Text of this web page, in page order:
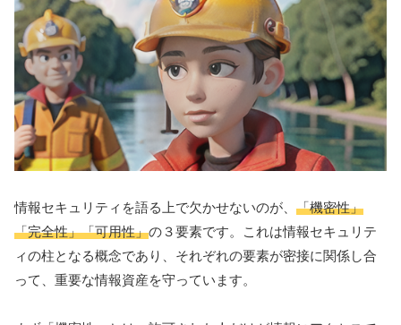
情報セキュリティを語る上で欠かせないのが、 「機密性」
「完全性」「可用性」の３要素です。これは情報セキュリテ
ィの柱となる概念であり、それぞれの要素が密接に関係し合
って、重要な情報資産を守っています。